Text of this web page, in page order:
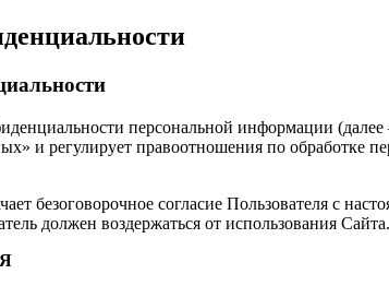
персональной информации
и регулирует правоотношения по обработке
безоговорочное согласие Пользователя с
должен воздержаться от использования Сайта.